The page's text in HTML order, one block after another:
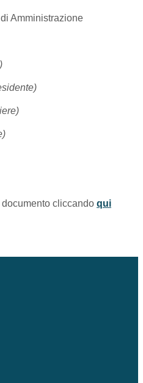
Amministrazione
cliccando qui